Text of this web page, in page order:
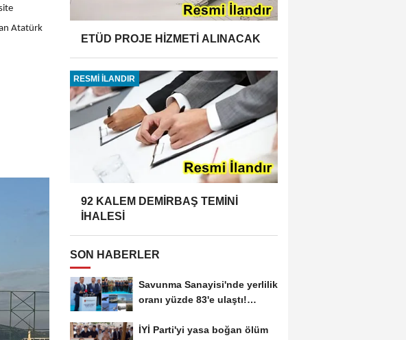
Atatürk
ETÜD PROJE HİZMETİ ALINACAK
RESMİ İLANDIR
92 KALEM DEMİRBAŞ TEMİNİ
İHALESİ
SON HABERLER
Savunma Sanayisi'nde yerlilik
oranı yüzde 83'e ulaştı!
İYİ Parti'yi yasa boğan ölüm